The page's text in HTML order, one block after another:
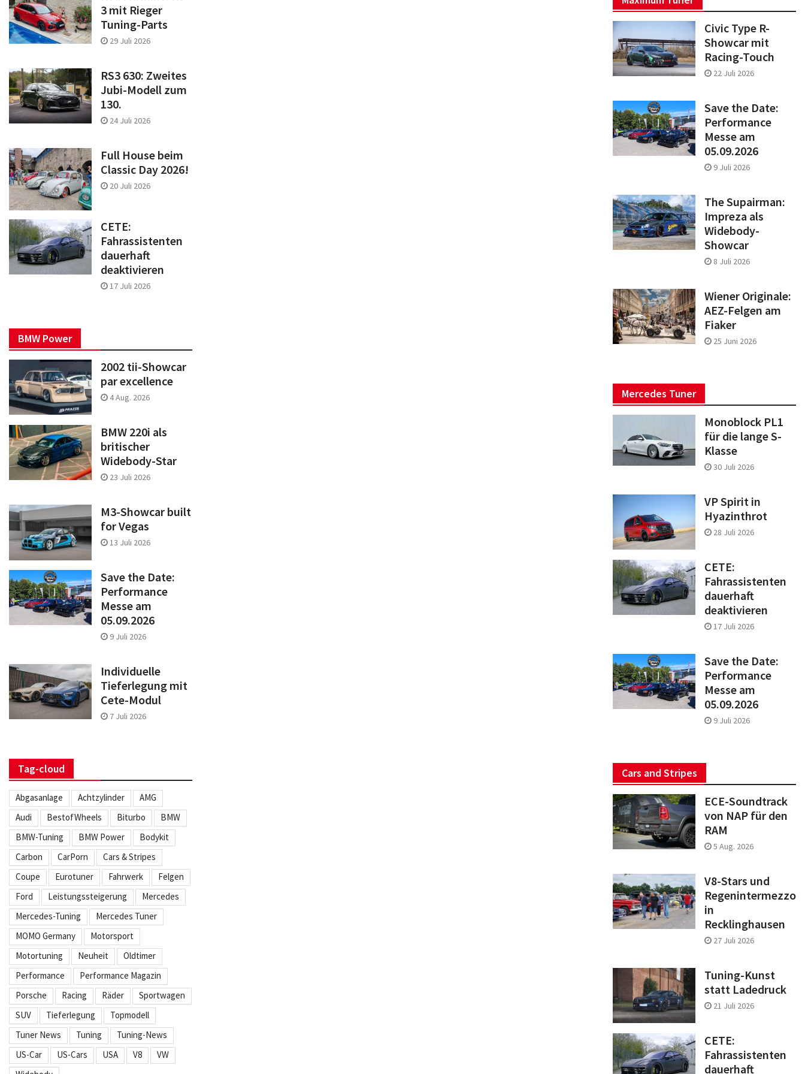
Civic Type R-
Showcar mit
Racing-Touch
22 Juli 2026
Save the Date:
Performance
Messe am
05.09.2026
9 Juli 2026
The Supairman:
Impreza als
Widebody-
Showcar
8 Juli 2026
Wiener Originale:
AEZ-Felgen am
Fiaker
25 Juni 2026
Mercedes Tuner
Monoblock PL1
für die lange S-
Klasse
30 Juli 2026
VP Spirit in
Hyazinthrot
28 Juli 2026
CETE:
Fahrassistenten
dauerhaft
deaktivieren
17 Juli 2026
Save the Date:
Performance
Messe am
05.09.2026
9 Juli 2026
Cars and Stripes
ECE-Soundtrack
von NAP für den
RAM
5 Aug. 2026
V8-Stars und
Regenintermezzo
in
Recklinghausen
27 Juli 2026
Tuning-Kunst
statt Ladedruck
21 Juli 2026
CETE:
Fahrassistenten
dauerhaft
3 mit Rieger
Tuning-Parts
29 Juli 2026
RS3 630: Zweites
Jubi-Modell zum
130.
24 Juli 2026
Full House beim
Classic Day 2026!
20 Juli 2026
CETE:
Fahrassistenten
dauerhaft
deaktivieren
17 Juli 2026
BMW Power
2002 tii-Showcar
par excellence
4 Aug. 2026
BMW 220i als
britischer
Widebody-Star
23 Juli 2026
M3-Showcar built
for Vegas
13 Juli 2026
Save the Date:
Performance
Messe am
05.09.2026
9 Juli 2026
Individuelle
Tieferlegung mit
Cete-Modul
7 Juli 2026
Tag-cloud
Abgasanlage Achtzylinder
AMG
Audi
BestofWheels Biturbo
BMW
BMW-Tuning
BMW Power
Bodykit
Carbon
CarPorn
Cars & Stripes
Coupe
Eurotuner Fahrwerk
Felgen
Ford
Leistungssteigerung
Mercedes
Mercedes-Tuning
Mercedes Tuner
MOMO Germany
Motorsport
Motortuning
Neuheit
Oldtimer
Performance
Performance Magazin
Porsche
Racing Räder
Sportwagen
SUV
Tieferlegung
Topmodell
Tuner News
Tuning
Tuning-News
US-Car
US-Cars USA V8
VW